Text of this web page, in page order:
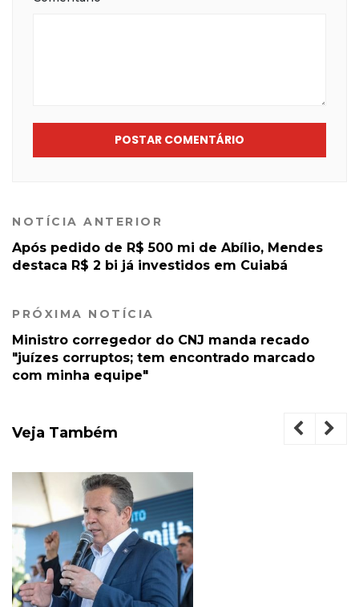
POSTAR COMENTÁRIO
NOTÍCIA ANTERIOR
Após pedido de R$ 500 mi de Abílio, Mendes
destaca R$ 2 bi já investidos em Cuiabá
PRÓXIMA NOTÍCIA
Ministro corregedor do CNJ manda recado
"juízes corruptos; tem encontrado marcado
com minha equipe"
Veja Também